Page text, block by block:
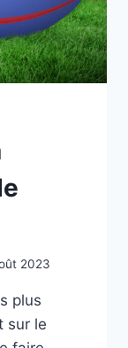
2023
plus
sur le